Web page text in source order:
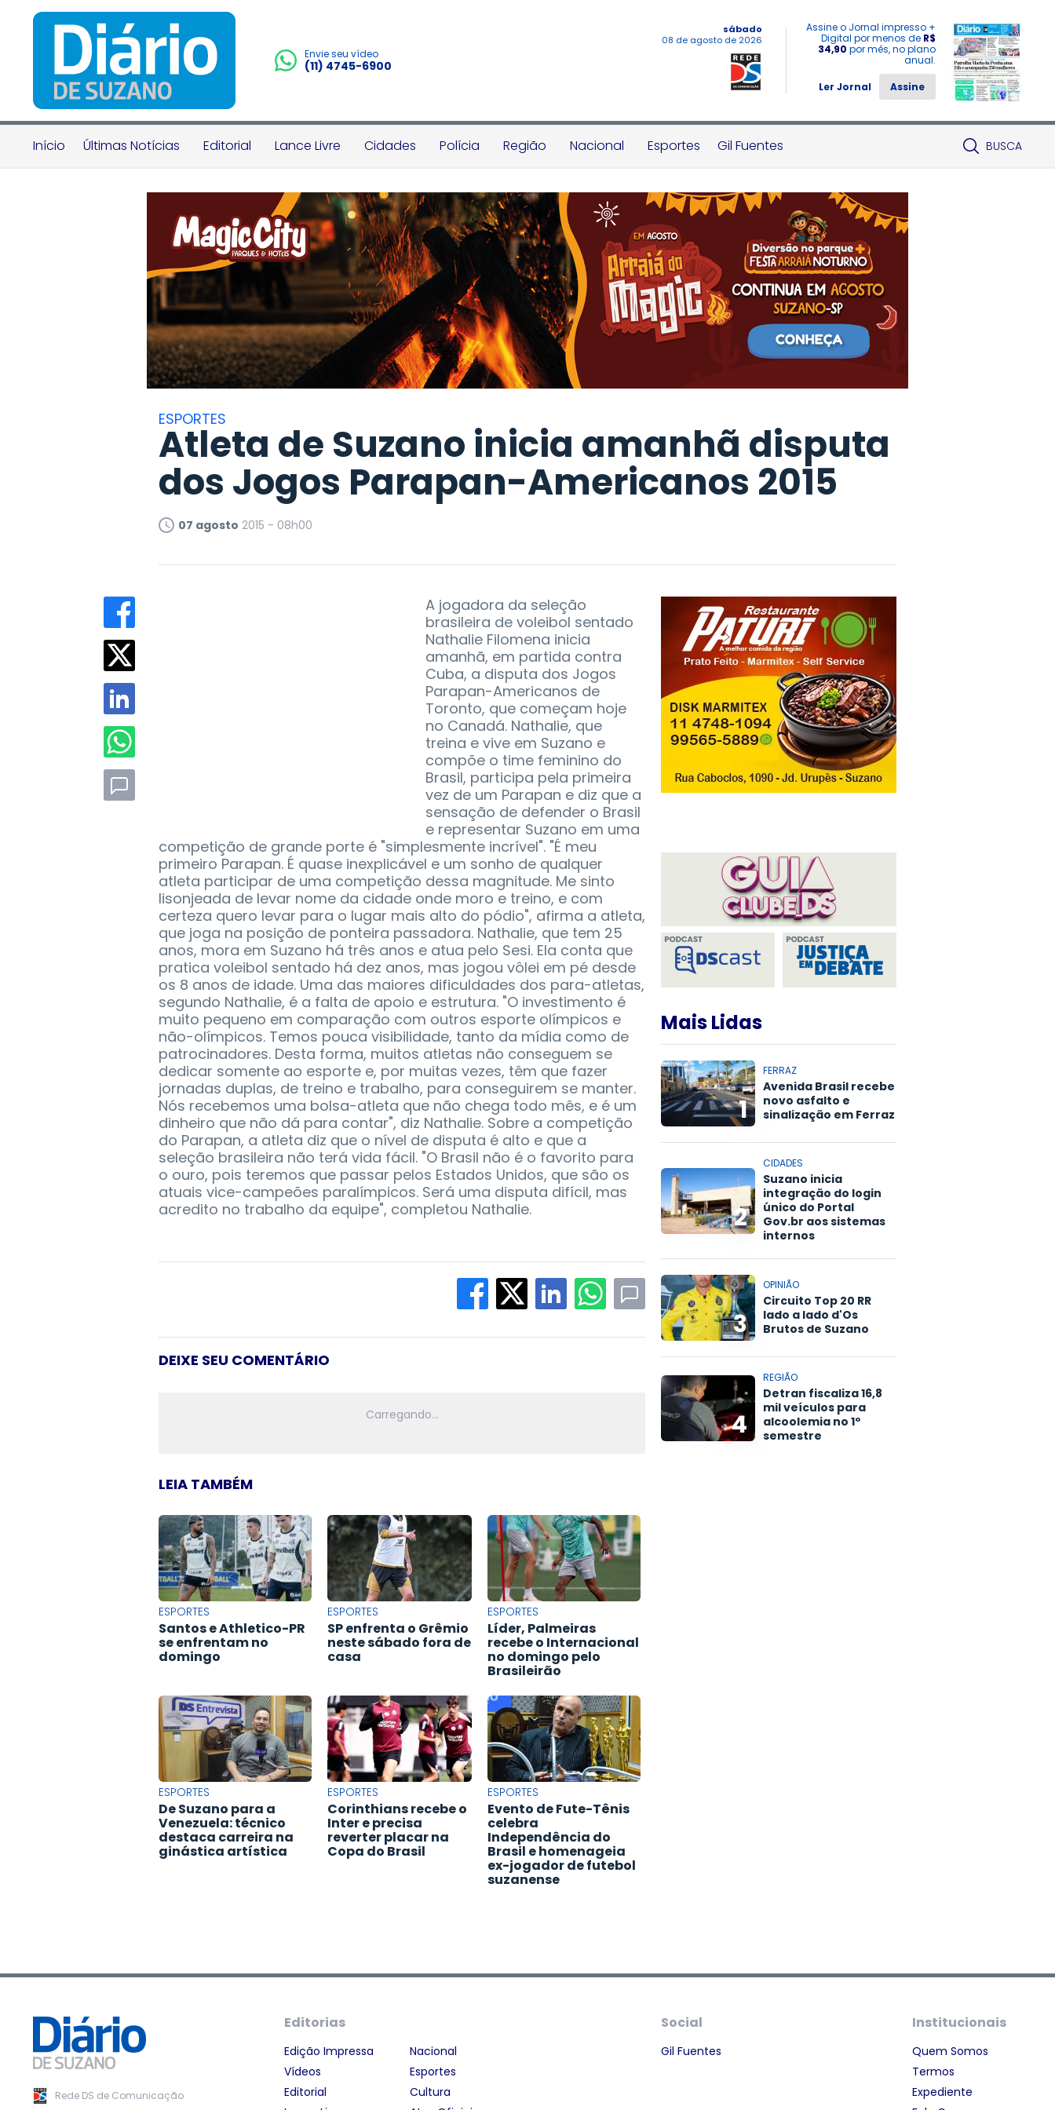
Envie seu vídeo
(11) 4745-6900
sábado
08 de agosto de 2026
Assine o Jornal impresso +
Digital por menos de R$
34,90 por mês, no plano
anual.
Ler Jornal
Assine
Início Últimas Notícias Editorial Lance Livre Cidades Polícia Região Nacional Esportes Gil Fuentes BUSCA
ESPORTES
Atleta de Suzano inicia amanhã disputa
dos Jogos Parapan-Americanos 2015
07 agosto 2015 - 08h00
A jogadora da seleção
brasileira de voleibol sentado
Nathalie Filomena inicia
amanhã, em partida contra
Cuba, a disputa dos Jogos
Parapan-Americanos de
Toronto, que começam hoje
no Canadá. Nathalie, que
treina e vive em Suzano e
compõe o time feminino do
Brasil, participa pela primeira
vez de um Parapan e diz que a
sensação de defender o Brasil
e representar Suzano em uma
competição de grande porte é "simplesmente incrível". "É meu
primeiro Parapan. É quase inexplicável e um sonho de qualquer
atleta participar de uma competição dessa magnitude. Me sinto
lisonjeada de levar nome da cidade onde moro e treino, e com
certeza quero levar para o lugar mais alto do pódio", afirma a atleta,
que joga na posição de ponteira passadora. Nathalie, que tem 25
anos, mora em Suzano há três anos e atua pelo Sesi. Ela conta que
pratica voleibol sentado há dez anos, mas jogou vôlei em pé desde
os 8 anos de idade. Uma das maiores dificuldades dos para-atletas,
segundo Nathalie, é a falta de apoio e estrutura. "O investimento é
muito pequeno em comparação com outros esporte olímpicos e
não-olímpicos. Temos pouca visibilidade, tanto da mídia como de
patrocinadores. Desta forma, muitos atletas não conseguem se
dedicar somente ao esporte e, por muitas vezes, têm que fazer
jornadas duplas, de treino e trabalho, para conseguirem se manter.
Nós recebemos uma bolsa-atleta que não chega todo mês, e é um
dinheiro que não dá para contar", diz Nathalie. Sobre a competição
do Parapan, a atleta diz que o nível de disputa é alto e que a
seleção brasileira não terá vida fácil. "O Brasil não é o favorito para
o ouro, pois teremos que passar pelos Estados Unidos, que são os
atuais vice-campeões paralímpicos. Será uma disputa difícil, mas
acredito no trabalho da equipe", completou Nathalie.
DEIXE SEU COMENTÁRIO
LEIA TAMBÉM
ESPORTES
Santos e Athletico-PR
se enfrentam no
domingo
ESPORTES
SP enfrenta o Grêmio
neste sábado fora de
casa
ESPORTES
Líder, Palmeiras
recebe o Internacional
no domingo pelo
Brasileirão
ESPORTES
De Suzano para a
Venezuela: técnico
destaca carreira na
ginástica artística
ESPORTES
Corinthians recebe o
Inter e precisa
reverter placar na
Copa do Brasil
ESPORTES
Evento de Fute-Tênis
celebra
Independência do
Brasil e homenageia
ex-jogador de futebol
suzanense
Mais Lidas
1
FERRAZ
Avenida Brasil recebe
novo asfalto e
sinalização em Ferraz
2
CIDADES
Suzano inicia
integração do login
único do Portal
Gov.br aos sistemas
internos
3
OPINIÃO
Circuito Top 20 RR
lado a lado d'Os
Brutos de Suzano
4
REGIÃO
Detran fiscaliza 16,8
mil veículos para
alcoolemia no 1º
semestre
Rede DS de Comunicação
Editorias
Edição Impressa
Vídeos
Editorial
Nacional
Esportes
Cultura
Social
Gil Fuentes
Institucionais
Quem Somos
Termos
Expediente